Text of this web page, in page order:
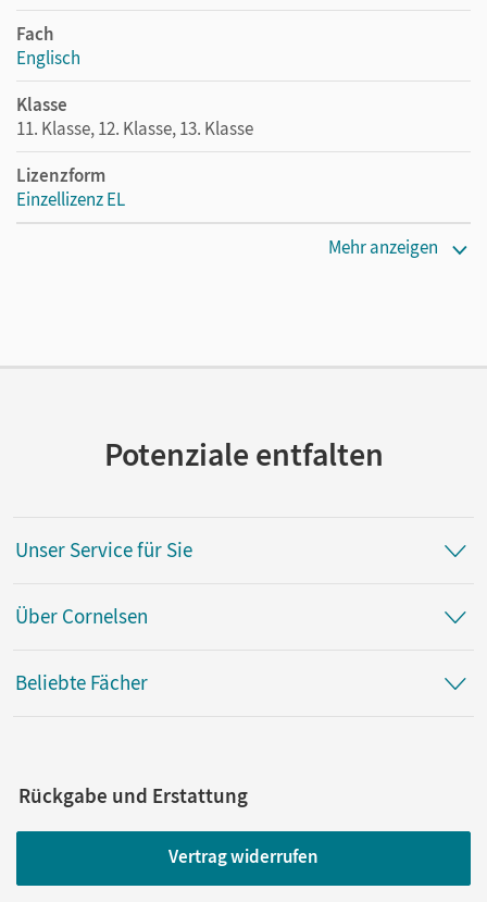
Fach
Englisch
Klasse
11. Klasse, 12. Klasse, 13. Klasse
Lizenzform
Einzellizenz EL
Mehr anzeigen
Potenziale entfalten
Unser Service für Sie
Über Cornelsen
Beliebte Fächer
Rückgabe und Erstattung
Vertrag widerrufen